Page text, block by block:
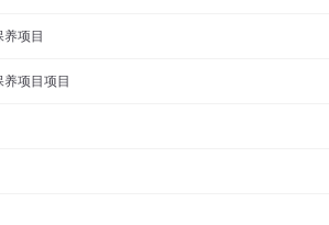
项目
项目项目